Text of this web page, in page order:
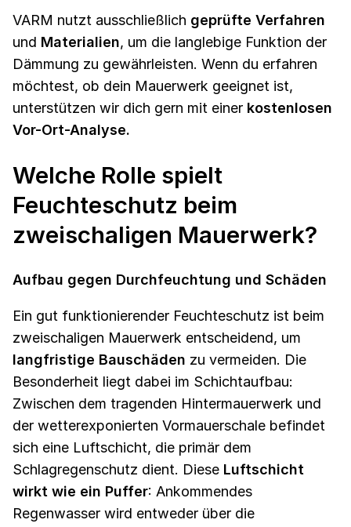
VARM nutzt ausschließlich geprüfte Verfahren
und Materialien, um die langlebige Funktion der
Dämmung zu gewährleisten. Wenn du erfahren
möchtest, ob dein Mauerwerk geeignet ist,
unterstützen wir dich gern mit einer kostenlosen
Vor-Ort-Analyse.
Welche Rolle spielt
Feuchteschutz beim
zweischaligen Mauerwerk?
Aufbau gegen Durchfeuchtung und Schäden
Ein gut funktionierender Feuchteschutz ist beim
zweischaligen Mauerwerk entscheidend, um
langfristige Bauschäden zu vermeiden. Die
Besonderheit liegt dabei im Schichtaufbau:
Zwischen dem tragenden Hintermauerwerk und
der wetterexponierten Vormauerschale befindet
sich eine Luftschicht, die primär dem
Schlagregenschutz dient. Diese Luftschicht
wirkt wie ein Puffer: Ankommendes
Regenwasser wird entweder über die